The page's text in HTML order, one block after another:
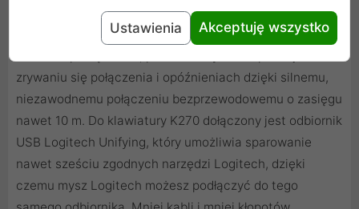
Po prostu bezprzewodowa
zrywaniu się połączenia i opóźnieniach dzięki silnemu,
niezawodnemu połączeniu bezprzewodowemu o zasięgu
nawet 10 m. Do klawiatury K270 dołączony jest odbiornik
USB Logitech Unifying, który umożliwia sparowanie
nawet sześciu zgodnych narzędzi Logitech, dzięki
czemu mysz Logitech możesz podłączyć do tego
Ustawienia Akceptuję wszystko